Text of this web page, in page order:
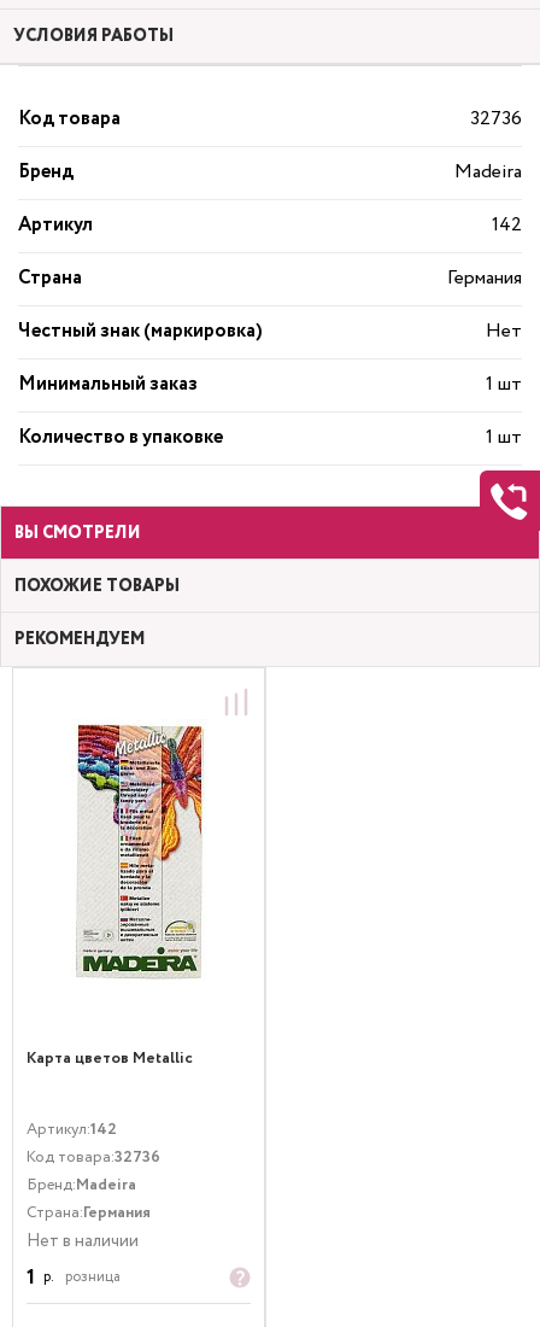
УСЛОВИЯ РАБОТЫ
Код товара
32736
Бренд
Madeira
Артикул
142
Страна
Германия
Честный знак (маркировка)
Нет
Минимальный заказ
1 шт
Количество в упаковке
1 шт
ВЫ СМОТРЕЛИ
ПОХОЖИЕ ТОВАРЫ
РЕКОМЕНДУЕМ
Карта цветов Metallic
Артикул:142
Код товара:32736
Бренд:Madeira
Страна:Германия
Нет в наличии
1 р. розница